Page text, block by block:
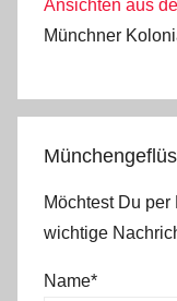
Ansichten aus
Münchner
Möchtest Du
wichtige
Name*